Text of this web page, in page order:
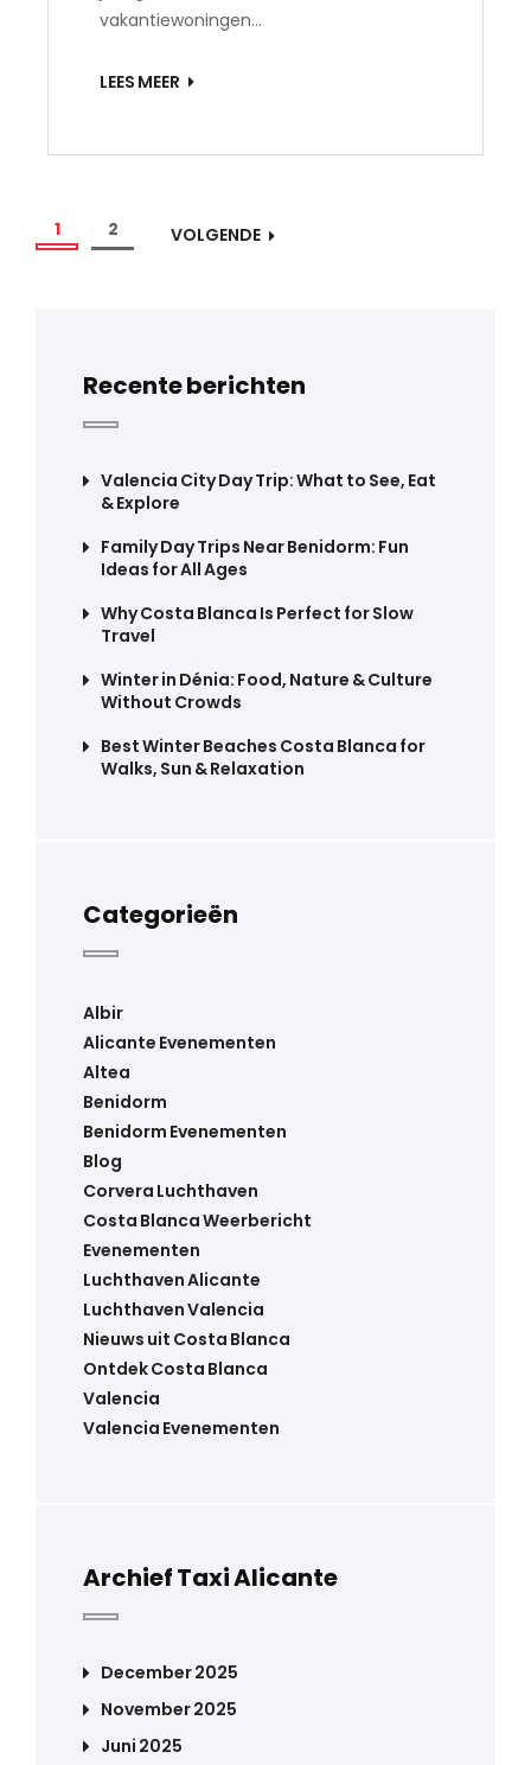
vakantiewoningen…
LEES MEER
1 2 VOLGENDE
Recente berichten
Valencia City Day Trip: What to See, Eat
& Explore
Family Day Trips Near Benidorm: Fun
Ideas for All Ages
Why Costa Blanca Is Perfect for Slow
Travel
Winter in Dénia: Food, Nature & Culture
Without Crowds
Best Winter Beaches Costa Blanca for
Walks, Sun & Relaxation
Categorieën
Albir
Alicante Evenementen
Altea
Benidorm
Benidorm Evenementen
Blog
Corvera Luchthaven
Costa Blanca Weerbericht
Evenementen
Luchthaven Alicante
Luchthaven Valencia
Nieuws uit Costa Blanca
Ontdek Costa Blanca
Valencia
Valencia Evenementen
Archief Taxi Alicante
December 2025
November 2025
Juni 2025